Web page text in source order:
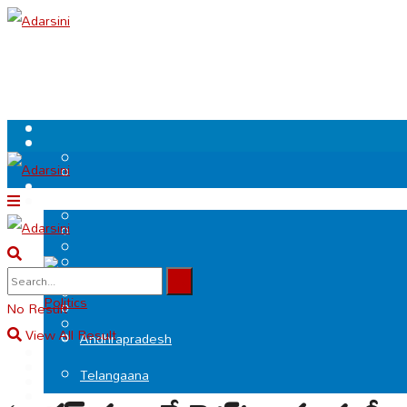
.
Politics
Andhrapradesh
Telangaana
No Result
View All Result